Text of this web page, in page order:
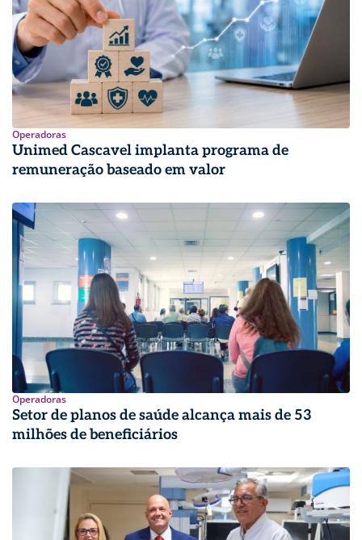
Operadoras
Unimed Cascavel implanta programa de
remuneração baseado em valor
Operadoras
Setor de planos de saúde alcança mais de 53
milhões de beneficiários